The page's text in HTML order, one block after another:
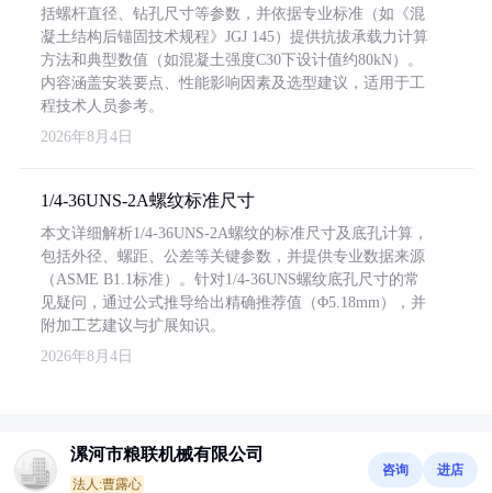
括螺杆直径、钻孔尺寸等参数，并依据专业标准（如《混
凝土结构后锚固技术规程》JGJ 145）提供抗拔承载力计算
方法和典型数值（如混凝土强度C30下设计值约80kN）。
内容涵盖安装要点、性能影响因素及选型建议，适用于工
程技术人员参考。
2026年8月4日
1/4-36UNS-2A螺纹标准尺寸
本文详细解析1/4-36UNS-2A螺纹的标准尺寸及底孔计算，
包括外径、螺距、公差等关键参数，并提供专业数据来源
（ASME B1.1标准）。针对1/4-36UNS螺纹底孔尺寸的常
见疑问，通过公式推导给出精确推荐值（Φ5.18mm），并
附加工艺建议与扩展知识。
2026年8月4日
漯河市粮联机械有限公司
法人:曹露心
咨询 进店